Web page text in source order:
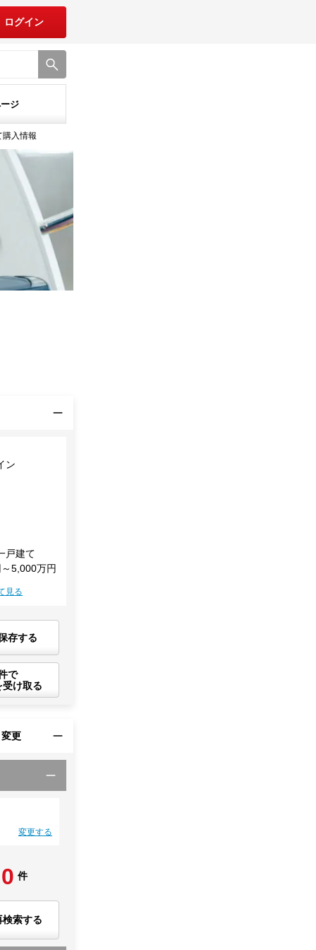
ログイン
ジ
購入情報
ン
戸建て
5,000万円
見る
存する
で
受け取る
更
変更する
0 件
検索する